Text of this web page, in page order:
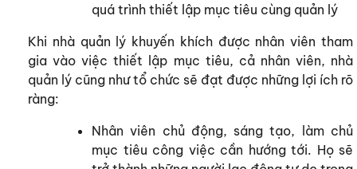
quá trình thiết lập mục tiêu cùng quản lý
Khi nhà quản lý khuyến khích được nhân viên tham
gia vào việc thiết lập mục tiêu, cả nhân viên, nhà
quản lý cũng như tổ chức sẽ đạt được những lợi ích rõ
ràng:
Nhân viên chủ động, sáng tạo, làm chủ
mục tiêu công việc cần hướng tới. Họ sẽ